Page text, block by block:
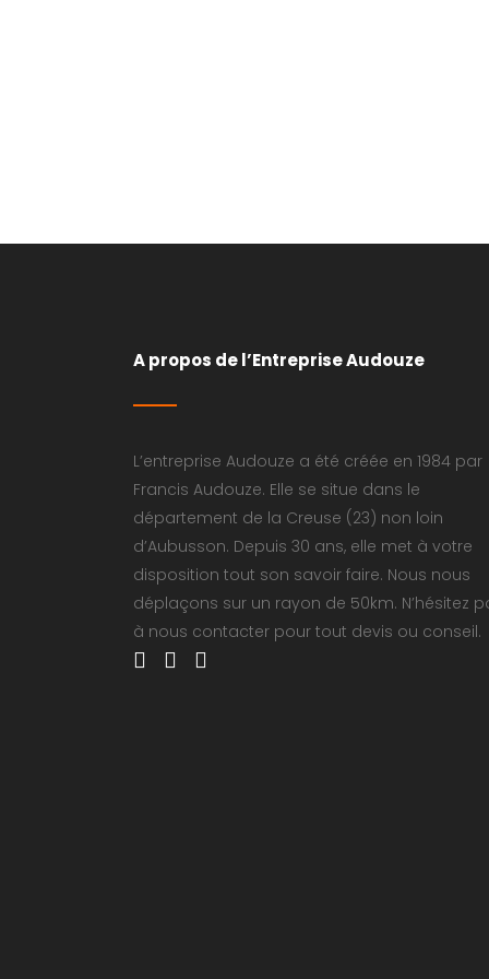
A propos de l’Entreprise Audouze
L’entreprise Audouze a été créée en 1984 par
Francis Audouze. Elle se situe dans le
département de la Creuse (23) non loin
d’Aubusson. Depuis 30 ans, elle met à votre
disposition tout son savoir faire. Nous nous
déplaçons sur un rayon de 50km. N’hésitez
à nous contacter pour tout devis ou conseil.